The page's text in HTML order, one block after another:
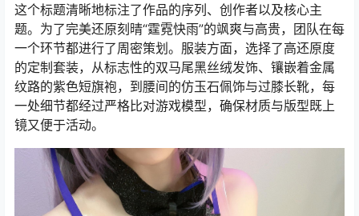
这个标题清晰地标注了作品的序列、创作者以及核心主
题。为了完美还原刻晴“霆霓快雨”的飒爽与高贵，团队在每
一个环节都进行了周密策划。服装方面，选择了高还原度
的定制套装，从标志性的双马尾黑丝绒发饰、镶嵌着金属
纹路的紫色短旗袍，到腰间的仿玉石佩饰与过膝长靴，每
一处细节都经过严格比对游戏模型，确保材质与版型既上
镜又便于活动。